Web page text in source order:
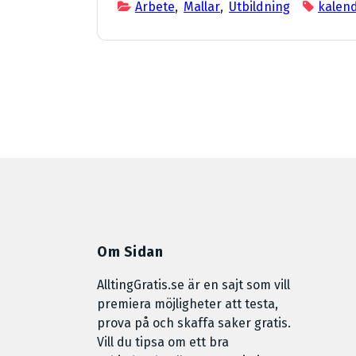
Arbete, Mallar, Utbildning
Om Sidan
AlltingGratis.se är en sajt som vill
premiera möjligheter att testa,
prova på och skaffa saker gratis.
Vill du tipsa om ett bra